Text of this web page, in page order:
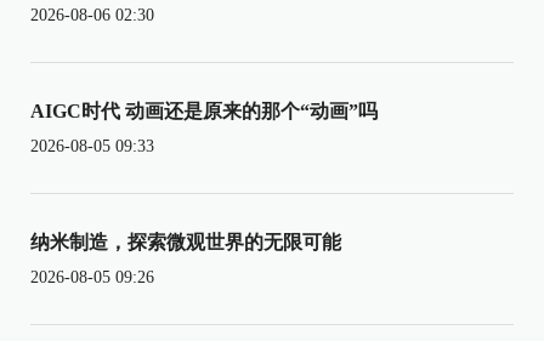
2026-08-06 02:30
AIGC时代 动画还是原来的那个“动画”吗
2026-08-05 09:33
纳米制造，探索微观世界的无限可能
2026-08-05 09:26